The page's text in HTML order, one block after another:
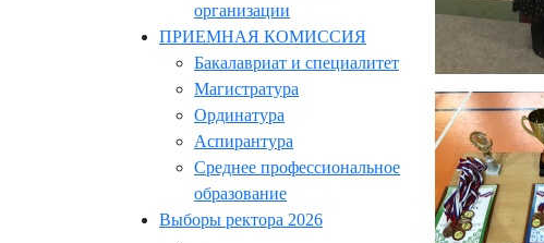
организации
ПРИЕМНАЯ КОМИССИЯ
Бакалавриат и специалитет
Магистратура
Ординатура
Аспирантура
Среднее профессиональное
образование
Выборы ректора 2026